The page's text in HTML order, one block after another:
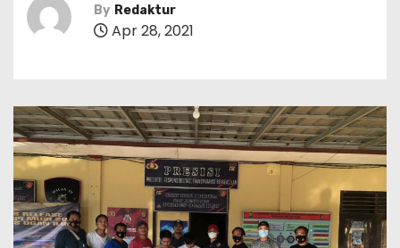
By Redaktur
Apr 28, 2021